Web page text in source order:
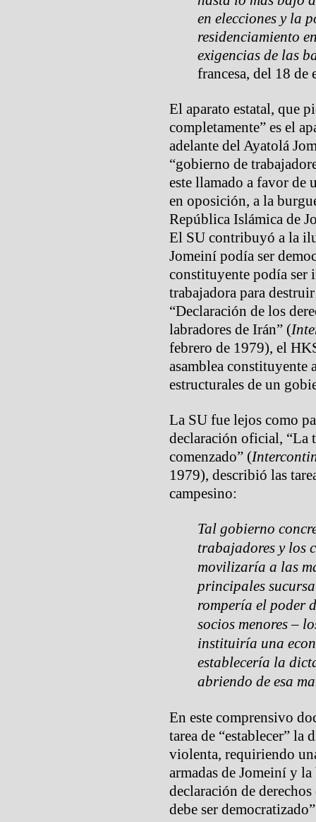
en elecciones y la
residenciamiento
exigencias de las
francesa, del 18 de
El aparato estatal, que
completamente” es el
adelante del Ayatolá
“gobierno de
este llamado a favor de
en oposición, a la
República Islámica de
El SU contribuyó a la
Jomeiní podía ser
constituyente podía ser
trabajadora para
“Declaración de los
labradores de Irán” (
febrero de 1979), el
asamblea constituyente
estructurales de un
La SU fue lejos como
declaración oficial, “La
comenzado” (
1979), describió las
campesino:
Tal gobierno
trabajadores y los
movilizaría a las
principales
rompería el poder
socios menores –
instituiría una
establecería la
abriendo de esa
En este comprensivo
tarea de “establecer” la
violenta, requiriendo
armadas de Jomeiní y
declaración de
debe ser